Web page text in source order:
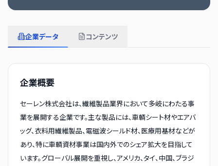
企業データ コンテンツ
企業概要
セーレン株式会社は、繊維製品業界において多岐にわたる事
業を展開する企業です。主な製品には、車輌シート材やエアバ
ッグ、衣料用繊維製品、電磁波シールド材、医療用基材などが
あり、特に車輌資材事業は国内外でのシェア拡大を目指して
います。グローバル展開を重視し、アメリカ、タイ、中国、ブラジ